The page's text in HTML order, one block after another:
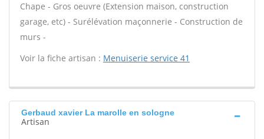
Chape - Gros oeuvre (Extension maison, construction
garage, etc) - Surélévation maçonnerie - Construction de
murs -
Voir la fiche artisan : Menuiserie service 41
Gerbaud xavier La marolle en sologne
Artisan